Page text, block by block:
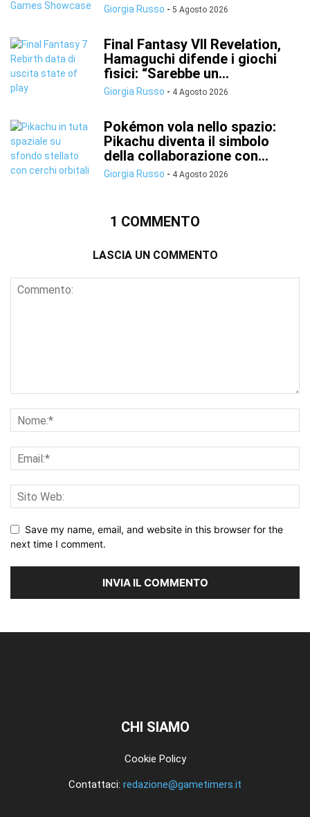
Giorgia Russo - 5 Agosto 2026
Final Fantasy VII Revelation,
Hamaguchi difende i giochi
fisici: “Sarebbe un...
Giorgia Russo - 4 Agosto 2026
Pokémon vola nello spazio:
Pikachu diventa il simbolo
della collaborazione con...
Giorgia Russo - 4 Agosto 2026
1 COMMENTO
LASCIA UN COMMENTO
Save my name, email, and website in this browser for the
next time I comment.
CHI SIAMO
Cookie Policy
Contattaci: redazione@gametimers.it